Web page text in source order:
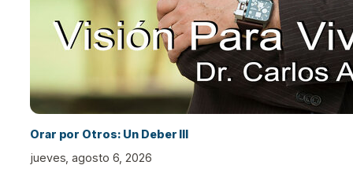
Orar por Otros: Un Deber III
jueves, agosto 6, 2026